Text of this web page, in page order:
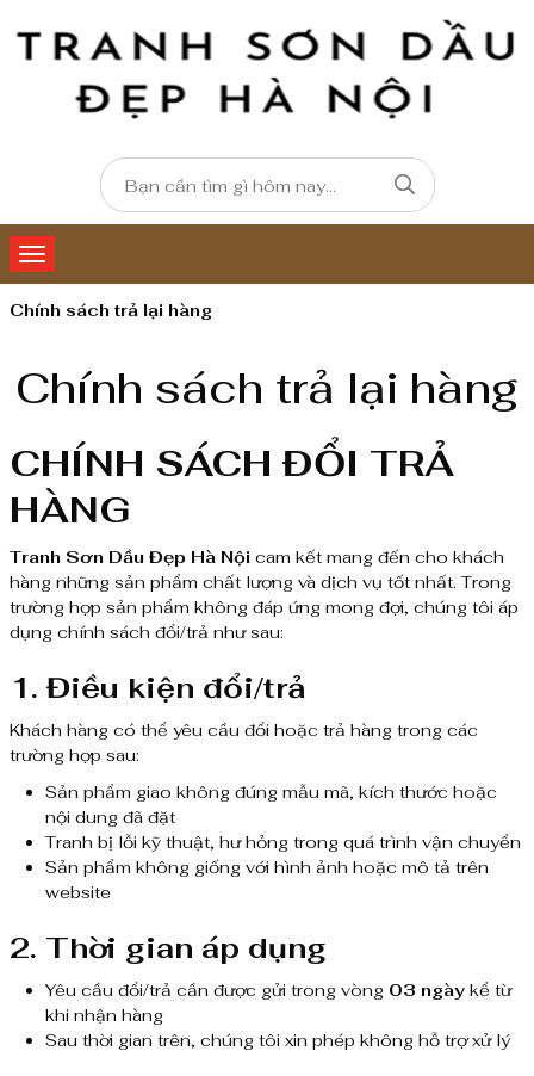
Chính sách trả lại hàng
Chính sách trả lại hàng
CHÍNH SÁCH ĐỔI TRẢ
HÀNG
Tranh Sơn Dầu Đẹp Hà Nội cam kết mang đến cho khách
hàng những sản phẩm chất lượng và dịch vụ tốt nhất. Trong
trường hợp sản phẩm không đáp ứng mong đợi, chúng tôi áp
dụng chính sách đổi/trả như sau:
1. Điều kiện đổi/trả
Khách hàng có thể yêu cầu đổi hoặc trả hàng trong các
trường hợp sau:
Sản phẩm giao không đúng mẫu mã, kích thước hoặc
nội dung đã đặt
Tranh bị lỗi kỹ thuật, hư hỏng trong quá trình vận chuyển
Sản phẩm không giống với hình ảnh hoặc mô tả trên
website
2. Thời gian áp dụng
Yêu cầu đổi/trả cần được gửi trong vòng 03 ngày kể từ
khi nhận hàng
Sau thời gian trên, chúng tôi xin phép không hỗ trợ xử lý